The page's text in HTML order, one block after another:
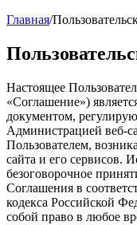
Главная/
Настоящее
«Соглашение»)
документом,
Администрацией веб-
Пользователем,
сайта и его сервисов.
безоговорочное
Соглашения в
кодекса Российской
собой право в любое